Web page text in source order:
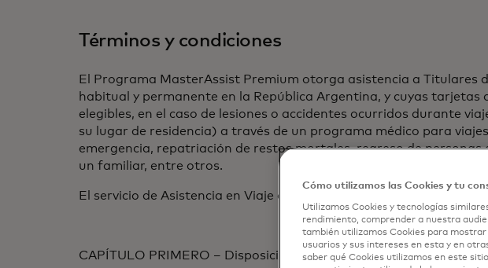
Términos y condiciones
El Programa MasterAssist Premium otorga asistencia a
habitual y permanente en la República Argentina, y cuyas
elegibles, en el caso de lesiones o accidentes ocurridos durante
su lugar de residencia) a través de un programa médico para
emergencia, repatriación de restos mortales, regreso de
un familiar, entre otros.
El servicio de Asistencia en Viaje del Programa MasterAssist
CAPÍTULO PRIMERO – Disposiciones e Información General.
Cómo utilizamos las Cookies y tu
Utilizamos Cookies y tecnologías
rendimiento, comprender a nuestra
también utilizamos Cookies para mostrar
usuarios y sus intereses en esta y en
saber qué Cookies utilizamos en este